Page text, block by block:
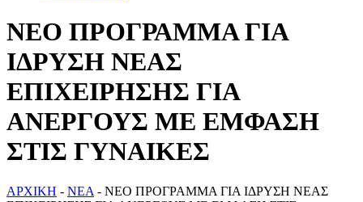
ΝΕΟ ΠΡΟΓΡΑΜΜΑ ΓΙΑ
ΙΔΡΥΣΗ ΝΕΑΣ
ΕΠΙΧΕΙΡΗΣΗΣ ΓΙΑ
ΑΝΕΡΓΟΥΣ ΜΕ ΕΜΦΑΣΗ
ΣΤΙΣ ΓΥΝΑΙΚΕΣ
ΑΡΧΙΚΗ - ΝΕΑ - ΝΕΟ ΠΡΟΓΡΑΜΜΑ ΓΙΑ ΙΔΡΥΣΗ ΝΕΑΣ